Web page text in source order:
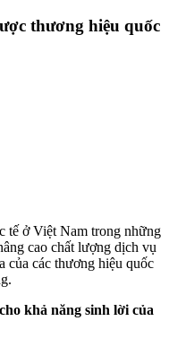
thương hiệu quốc
tế ở Việt Nam trong những
cao chất lượng dịch vụ
của các thương hiệu quốc
khả năng sinh lời của